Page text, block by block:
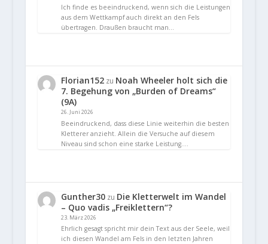
Ich finde es beeindruckend, wenn sich die Leistungen
aus dem Wettkampf auch direkt an den Fels
übertragen. Draußen braucht man…
Florian152zu Noah Wheeler holt sich die
7. Begehung von „Burden of Dreams“
(9A)
26. Juni 2026
Beeindruckend, dass diese Linie weiterhin die besten
Kletterer anzieht. Allein die Versuche auf diesem
Niveau sind schon eine starke Leistung.…
Gunther30zu Die Kletterwelt im Wandel
– Quo vadis „Freiklettern“?
23. März 2026
Ehrlich gesagt spricht mir dein Text aus der Seele, weil
ich diesen Wandel am Fels in den letzten Jahren